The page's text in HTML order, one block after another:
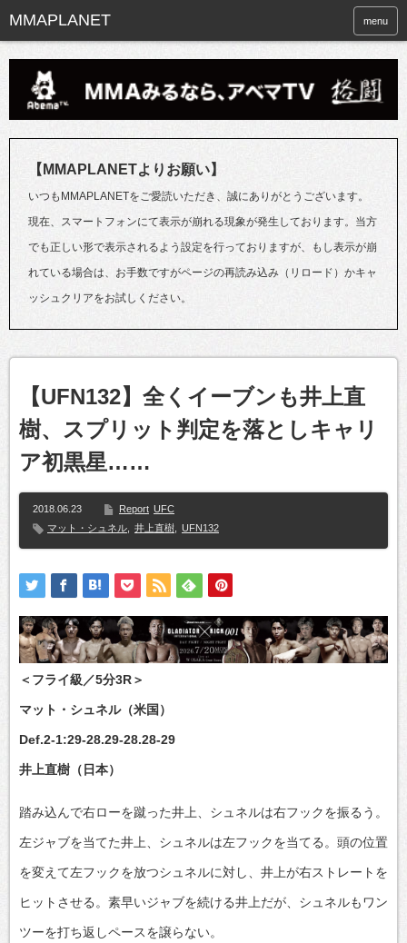
menu
【MMAPLANETよりお願い】
いつもMMAPLANETをご愛読いただき、誠にありがとうございます。
現在、スマートフォンにて表示が崩れる現象が発生しております。当方
でも正しい形で表示されるよう設定を行っておりますが、もし表示が崩
れている場合は、お手数ですがページの再読み込み（リロード）かキャ
ッシュクリアをお試しください。
【UFN132】全くイーブンも井上直
樹、スプリット判定を落としキャリ
ア初黒星……
2018.06.23 Report UFC
マット・シュネル
井上直樹 UFN132
＜フライ級／5分3R＞
マット・シュネル（米国）
Def.2-1:29-28.29-28.28-29
井上直樹（日本）
踏み込んで右ローを蹴った井上、シュネルは右フックを振るう。
左ジャブを当てた井上、シュネルは左フックを当てる。頭の位置
を変えて左フックを放つシュネルに対し、井上が右ストレートを
ヒットさせる。素早いジャブを続ける井上だが、シュネルもワン
ツーを打ち返しペースを譲らない。